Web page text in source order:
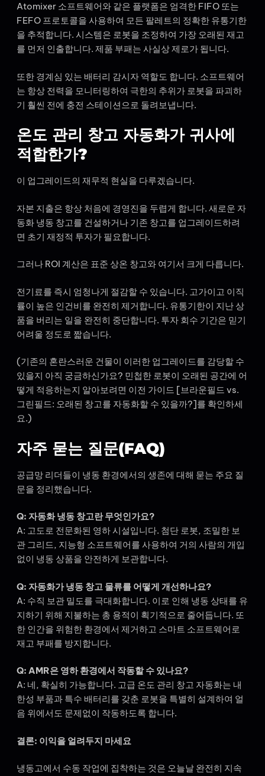
Atomixer 소프트웨어와 같은 플랫폼은 엄격한 FIFO 또는
FEFO 프로토콜을 사용하여 모든 팔레트의 정확한 유통기한
을 추적합니다. 시스템은 로봇을 조정하여 가장 오래된 재고
를 먼저 인출합니다. 제품 부패는 사실상 제로가 됩니다.
또한 경계심 있는 배터리 감시자 역할도 합니다. 소프트웨어
는 항상 전력을 모니터링하여 극한의 추위가 로봇을 파괴하
기 훨씬 전에 충전 스테이션으로 돌려보냅니다.
온도 관리 창고 자동화가 귀사에
적합한가?
이 업그레이드의 재무적 현실을 다루겠습니다.
자본 지출은 항상 처음에 경영진을 두렵게 합니다. 새로운 자
동화 냉동 창고를 건설하거나 기존 창고를 업그레이드하려
면 초기 재정적 투자가 필요합니다.
그러나 ROI 계산은 표준 상온 창고와 여기서 크게 다릅니다.
전기료를 즉시 엄청나게 절감할 수 있습니다. 고가이고 이직
률이 높은 인건비를 완전히 제거합니다. 유통기한이 지난 상
품을 버리는 일을 완전히 중단합니다. 투자 회수 기간은 믿기
어려울 정도로 짧습니다.
(기존의 혼란스러운 건물이 이러한 업그레이드를 감당할 수
있을지 아직 궁금하신가요? 민첩한 로봇이 오래된 공간에 어
떻게 적응하는지 알아보려면 이전 가이드 [브라운필드 vs.
그린필드: 오래된 창고를 자동화할 수 있을까?]를 확인하세
요.)
자주 묻는 질문(FAQ)
공급망 리더들이 냉동 환경에서의 생존에 대해 묻는 주요 질
문을 정리했습니다.
Q: 자동화 냉동 창고란 무엇인가요?
A: 고도로 전문화된 영하 시설입니다. 첨단 로봇, 조밀한 보
관 그리드, 지능형 소프트웨어를 사용하여 거의 사람의 개입
없이 냉동 상품을 안전하게 보관합니다.
Q: 자동화가 냉동 창고 물류를 어떻게 개선하나요?
A: 수직 보관 밀도를 극대화합니다. 이로 인해 냉동 상태를 유
지하기 위해 지불하는 총 용적이 획기적으로 줄어듭니다. 또
한 인간을 위험한 환경에서 제거하고 스마트 소프트웨어로
재고 부패를 방지합니다.
Q: AMR은 영하 환경에서 작동할 수 있나요?
A: 네, 확실히 가능합니다. 고급 온도 관리 창고 자동화는 내
한성 부품과 특수 배터리를 갖춘 로봇을 특별히 설계하여 얼
음 위에서도 문제없이 작동하도록 합니다.
결론: 이익을 얼려두지 마세요
냉동고에서 수동 작업에 집착하는 것은 오늘날 완전히 지속